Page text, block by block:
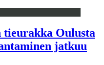
Oulusta
jatkuu